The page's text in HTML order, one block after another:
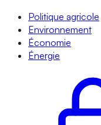
Politique agricole
Environnement
Économie
Énergie